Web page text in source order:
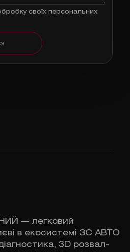
своїх персональних
— легковий
в екосистемі ЗС АВТО
3D розвал-